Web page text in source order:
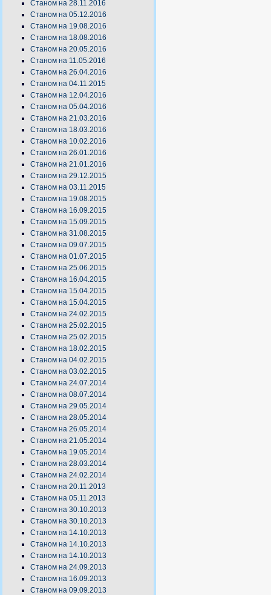
Станом на 28.11.2016
Станом на 05.12.2016
Станом на 19.08.2016
Станом на 18.08.2016
Станом на 20.05.2016
Станом на 11.05.2016
Станом на 26.04.2016
Станом на 04.11.2015
Станом на 12.04.2016
Станом на 05.04.2016
Станом на 21.03.2016
Станом на 18.03.2016
Станом на 10.02.2016
Станом на 26.01.2016
Станом на 21.01.2016
Станом на 29.12.2015
Станом на 03.11.2015
Станом на 19.08.2015
Станом на 16.09.2015
Станом на 15.09.2015
Станом на 31.08.2015
Станом на 09.07.2015
Станом на 01.07.2015
Станом на 25.06.2015
Станом на 16.04.2015
Станом на 15.04.2015
Станом на 15.04.2015
Станом на 24.02.2015
Станом на 25.02.2015
Станом на 25.02.2015
Станом на 18.02.2015
Станом на 04.02.2015
Станом на 03.02.2015
Станом на 24.07.2014
Станом на 08.07.2014
Станом на 29.05.2014
Станом на 28.05.2014
Станом на 26.05.2014
Станом на 21.05.2014
Станом на 19.05.2014
Станом на 28.03.2014
Станом на 24.02.2014
Станом на 20.11.2013
Станом на 05.11.2013
Станом на 30.10.2013
Станом на 30.10.2013
Станом на 14.10.2013
Станом на 14.10.2013
Станом на 14.10.2013
Станом на 24.09.2013
Станом на 16.09.2013
Станом на 09.09.2013